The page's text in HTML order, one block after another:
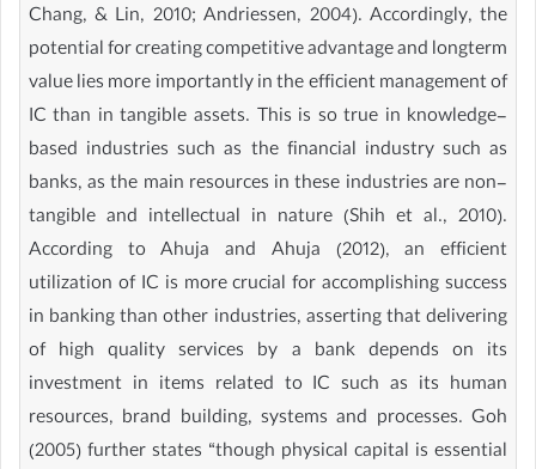
Chang, & Lin, 2010; Andriessen, 2004). Accordingly, the
potential for creating competitive advantage and longterm
value lies more importantly in the efficient management of
IC than in tangible assets. This is so true in knowledge-
based industries such as the financial industry such as
banks, as the main resources in these industries are non-
tangible and intellectual in nature (Shih et al., 2010).
According to Ahuja and Ahuja (2012), an efficient
utilization of IC is more crucial for accomplishing success
in banking than other industries, asserting that delivering
of high quality services by a bank depends on its
investment in items related to IC such as its human
resources, brand building, systems and processes. Goh
(2005) further states “though physical capital is essential